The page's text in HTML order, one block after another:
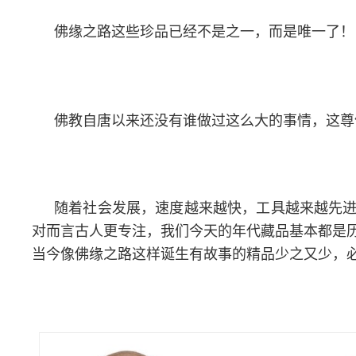
佛缘之路这些珍品已经不是之一，而是唯一了！
佛教自唐以来还没有谁做过这么大的事情，这
随着社会发展，速度越来越快，工具越来越先
对而言古人更专注，我们今天的年代藏品基本都
当今像佛缘之路这样诞生有故事的精品少之又少，